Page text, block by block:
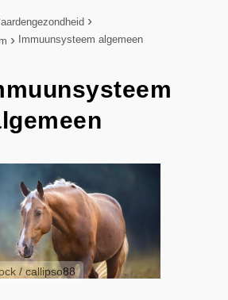
Immuunsysteem algemeen
/ callipso88